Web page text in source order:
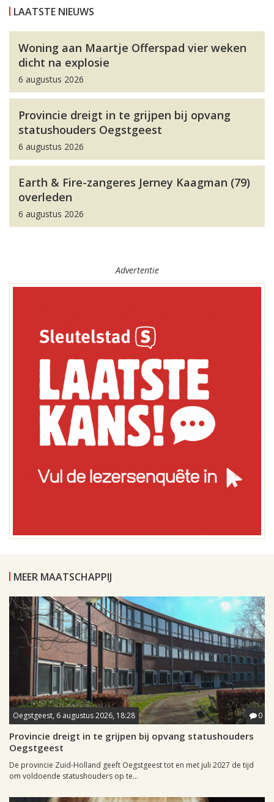
LAATSTE NIEUWS
Woning aan Maartje Offerspad vier weken
dicht na explosie
6 augustus 2026
Provincie dreigt in te grijpen bij opvang
statushouders Oegstgeest
6 augustus 2026
Earth & Fire-zangeres Jerney Kaagman (79)
overleden
6 augustus 2026
Advertentie
MEER MAATSCHAPPIJ
Oegstgeest, 6 augustus 2026, 18:28 0
Provincie dreigt in te grijpen bij opvang statushouders
Oegstgeest
De provincie Zuid-Holland geeft Oegstgeest tot en met juli 2027 de tijd
om voldoende statushouders op te...